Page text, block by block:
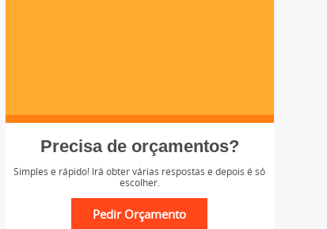
Precisa de orçamentos?
Simples e rápido! Irá obter várias respostas e depois é só
escolher.